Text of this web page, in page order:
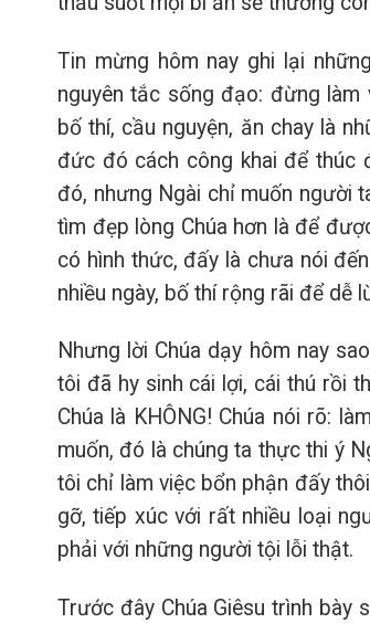
Tin mừng hôm nay ghi lại
nguyên tắc sống đạo: đừng
bố thí, cầu nguyện, ăn chay là
đức đó cách công khai để thúc
đó, nhưng Ngài chỉ muốn người
tìm đẹp lòng Chúa hơn là để
có hình thức, đấy là chưa nói
nhiều ngày, bố thí rộng rãi để dễ
Nhưng lời Chúa dạy hôm nay
tôi đã hy sinh cái lợi, cái thú rồi
Chúa là KHÔNG! Chúa nói rõ:
muốn, đó là chúng ta thực thi ý
tôi chỉ làm việc bổn phận đấy
gỡ, tiếp xúc với rất nhiều loại
phải với những người tội lỗi thật.
Trước đây Chúa Giêsu trình bày